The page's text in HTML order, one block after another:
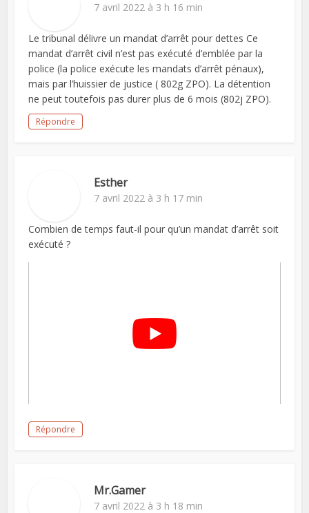
7 avril 2022 à 3 h 16 min
Le tribunal délivre un mandat d’arrêt pour dettes Ce
mandat d’arrêt civil n’est pas exécuté d’emblée par la
police (la police exécute les mandats d’arrêt pénaux),
mais par l’huissier de justice ( 802g ZPO). La détention
ne peut toutefois pas durer plus de 6 mois (802j ZPO).
Répondre
Esther
7 avril 2022 à 3 h 17 min
Combien de temps faut-il pour qu’un mandat d’arrêt soit
exécuté ?
Répondre
Mr.Gamer
7 avril 2022 à 3 h 18 min